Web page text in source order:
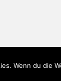
Wenn du die